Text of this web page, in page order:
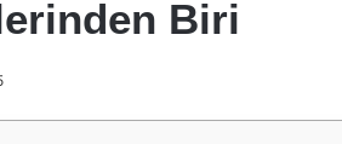
Biri